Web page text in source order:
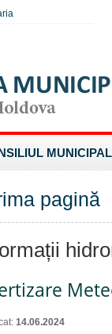
MUNICIPAL
pagină
14.06.2024